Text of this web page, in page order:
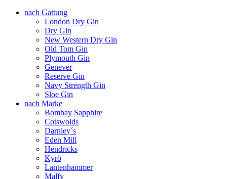
nach Gattung
London Dry Gin
Dry Gin
New Western Dry Gin
Old Tom Gin
Plymouth Gin
Genever
Reserve Gin
Navy Strength Gin
Sloe Gin
nach Marke
Bombay Sapphire
Cotswolds
Darnley´s
Eden Mill
Hendricks
Kyrö
Lantenhammer
Malfy